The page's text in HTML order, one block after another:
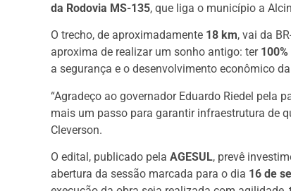
da Rodovia MS-135, que liga o município a
O trecho, de aproximadamente 18 km, vai da
aproxima de realizar um sonho antigo: ter
a segurança e o desenvolvimento econômico
“Agradeço ao governador Eduardo Riedel pela
mais um passo para garantir infraestrutura de
Cleverson.
O edital, publicado pela AGESUL, prevê
abertura da sessão marcada para o dia 16 de